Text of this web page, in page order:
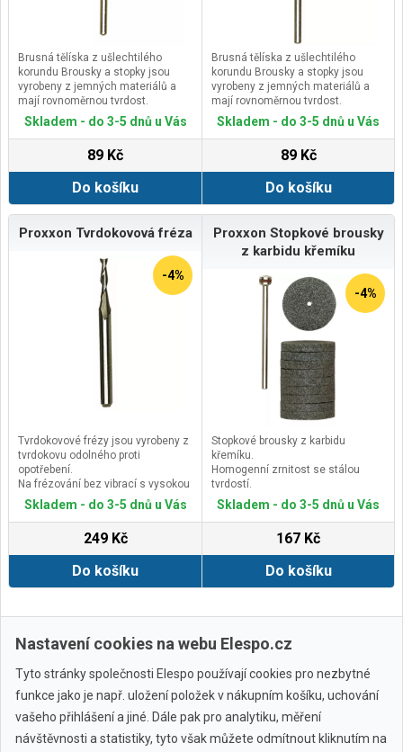
Brusná tělíska z ušlechtilého
korundu Brousky a stopky jsou
vyrobeny z jemných materiálů a
mají rovnoměrnou tvrdost.
Různé tvary pro širokou oblast
použití.
Na broušení a cizelování tvrdých
obrobků, jako jsou železné litiny,
ocelové litiny, temperované litiny,
legované a šlechtěné oceli.
přesný vystředěný běh.
Skladem - do 3-5 dnů u Vás
89 Kč
Do košíku
Brusná tělíska z ušlechtilého
korundu Brousky a stopky jsou
vyrobeny z jemných materiálů a
mají rovnoměrnou tvrdost.
Různé tvary pro širokou oblast
použití.
Na broušení a cizelování tvrdých
obrobků, jako jsou železné litiny,
ocelové litiny, temperované litiny,
legované a šlechtěné oceli.
přesný vystředěný běh.
Skladem - do 3-5 dnů u Vás
89 Kč
Do košíku
Proxxon Tvrdokovová fréza
-4%
Tvrdokovové frézy jsou vyrobeny z
tvrdokovu odolného proti
opotřebení.
Na frézování bez vibrací s vysokou
rozměrovou přesností.
Obrobky musí být dobře upevněné,
Na opracování oceli, ocelových
litin, barevných kovů, plastů i
extrémně tvrdých materiálů.
Skladem - do 3-5 dnů u Vás
249 Kč
Do košíku
Proxxon Stopkové brousky
z karbidu křemíku
-4%
Stopkové brousky z karbidu
křemíku.
Homogenní zrnitost se stálou
tvrdostí.
Na gravírování a matování skla,
keramiky a stelitů.
tvrdokovů, tvrdých litin a
legovaných ocelí.
Skladem - do 3-5 dnů u Vás
167 Kč
Do košíku
Další › Poslední »
Nastavení cookies na webu Elespo.cz
Tyto stránky společnosti Elespo používají cookies pro nezbytné
funkce jako je např. uložení položek v nákupním košíku, uchování
vašeho přihlášení a jiné. Dále pak pro analytiku, měření
návštěvnosti a statistiky, tyto však můžete odmítnout kliknutím na